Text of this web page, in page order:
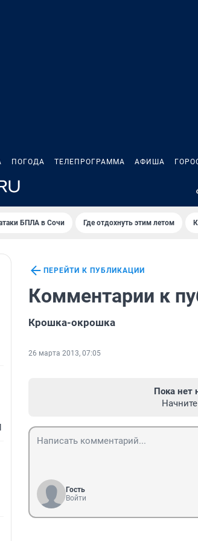
ПОГОДА ТЕЛЕПРОГРАММА АФИША
БПЛА в Сочи Где отдохнуть этим летом
ПЕРЕЙТИ К ПУБЛИКАЦИИ
Комментарии к
Крошка-окрошка
26 марта 2013, 07:05
Пока нет
Гость
Войти